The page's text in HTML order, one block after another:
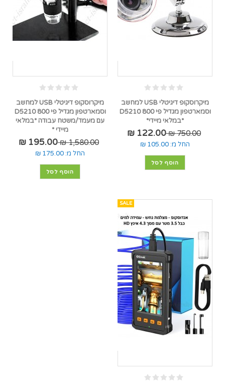
מיקרוסקופ דיגיטלי USB למחשב
וסמארטפון מגדיל פי 800 D5210
*במלאי מיידי*
750.00 ₪
122.00 ₪
החל מ: 105.00 ₪
הוסף לסל
מיקרוסקופ דיגיטלי USB למחשב
וסמארטפון מגדיל פי 800 D5210
עם מעמד/משטח עבודה *במלאי
מיידי *
1,580.00 ₪
195.00 ₪
החל מ: 175.00 ₪
הוסף לסל
SALE